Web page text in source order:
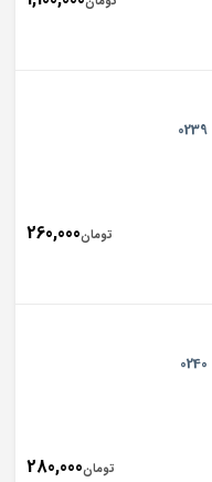
تومان260,000
تومان280,000